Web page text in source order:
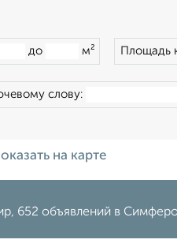
до м² Площадь
слову:
на карте
652 объявлений в